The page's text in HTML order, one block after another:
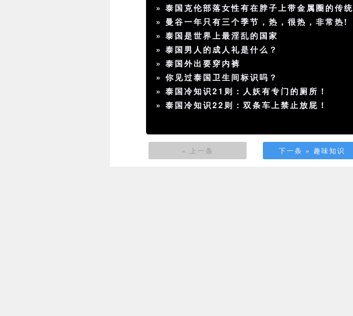
»泰国克伦部落女性有在脖子上带金属圈的传统
» 曼谷一年只有三个季节，热，很热，非常热!
»泰国是世界上最淫乱的国家
»泰国男人的成人礼是什么？
»泰国外出要穿内裤
»你见过泰国卫生间标识吗？
»泰国冷知识21则：人妖有专门的厕所！
»泰国冷知识22则：双条车上禁止放屁！
« 上一条 下一条 » 趣味知识